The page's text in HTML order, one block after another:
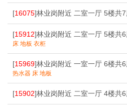
[16075]林业岗附近 二室一厅 5楼共
[15912]林业岗附近 二室一厅 5楼共
床 地板 衣柜
[15969]林业岗附近 一室一厅 6楼共
热水器 床 地板
[15902]林业岗附近 二室一厅 4楼共